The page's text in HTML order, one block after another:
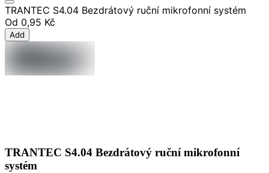
TRANTEC S4.04 Bezdrátový ruční mikrofonní systém
Od 0,95 Kč
Add
TRANTEC S4.04 Bezdrátový ruční mikrofonní
systém